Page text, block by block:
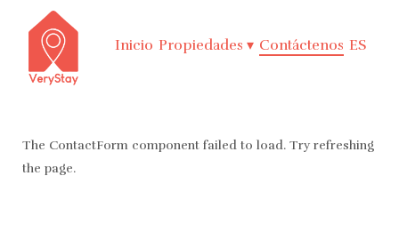
Inicio Propiedades ▾ Contáctenos ES
The ContactForm component failed to load. Try refreshing
the page.